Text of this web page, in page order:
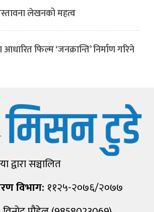
लेखनको महत्व
फिल्म ‘जनक्रान्ति’ निर्माण गरिने
द्वारा सञ्चालित
विभाग: ११२५-२०७६/२०७७